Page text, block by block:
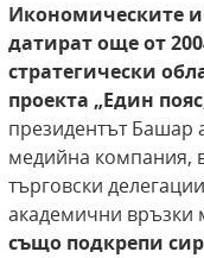
Икономическите
датират още от
стратегически
проекта „Един
президентът Башар
медийна компания,
търговски
академични връзки
също подкрепи